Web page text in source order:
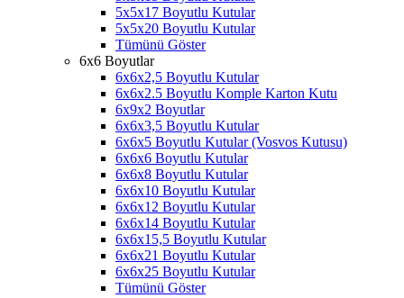
5x5x17 Boyutlu Kutular
5x5x20 Boyutlu Kutular
Tümünü Göster
6x6 Boyutlar
6x6x2,5 Boyutlu Kutular
6x6x2.5 Boyutlu Komple Karton Kutu
6x9x2 Boyutlar
6x6x3,5 Boyutlu Kutular
6x6x5 Boyutlu Kutular (Vosvos Kutusu)
6x6x6 Boyutlu Kutular
6x6x8 Boyutlu Kutular
6x6x10 Boyutlu Kutular
6x6x12 Boyutlu Kutular
6x6x14 Boyutlu Kutular
6x6x15,5 Boyutlu Kutular
6x6x21 Boyutlu Kutular
6x6x25 Boyutlu Kutular
Tümünü Göster